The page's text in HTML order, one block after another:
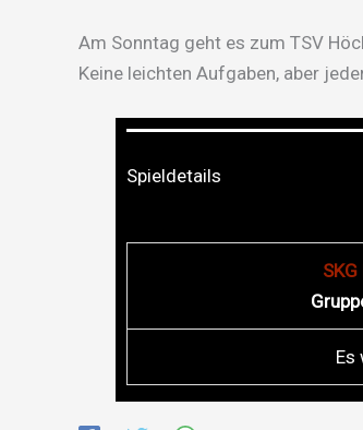
Am Sonntag geht es zum TSV
Keine leichten Aufgaben, aber
Spieldetails
Es